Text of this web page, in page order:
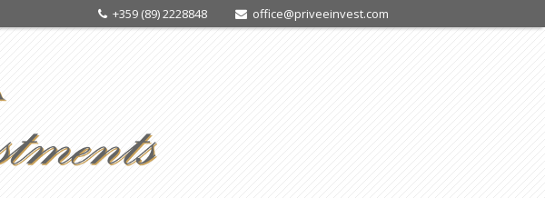
+359 (89) 2228848 office@priveeinvest.com